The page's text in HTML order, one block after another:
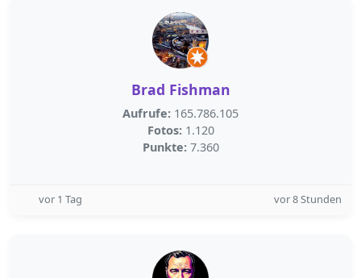
Brad Fishman
Aufrufe: 165.786.105
Fotos: 1.120
Punkte: 7.360
vor 1 Tag vor 8 Stunden